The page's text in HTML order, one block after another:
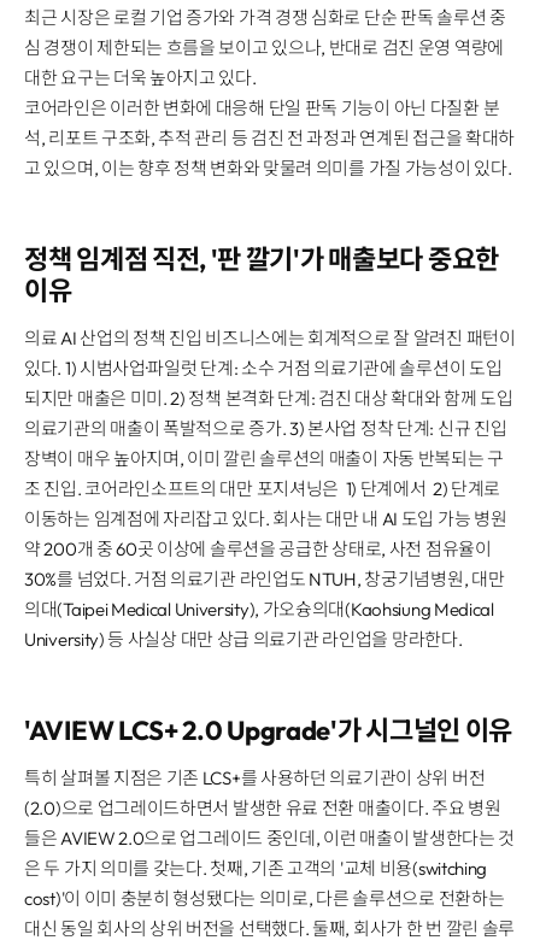
최근 시장은 로컬 기업 증가와 가격 경쟁 심화로 단순 판독 솔루션 중
심 경쟁이 제한되는 흐름을 보이고 있으나, 반대로 검진 운영 역량에
대한 요구는 더욱 높아지고 있다.
코어라인은 이러한 변화에 대응해 단일 판독 기능이 아닌 다질환 분
석, 리포트 구조화, 추적 관리 등 검진 전 과정과 연계된 접근을 확대하
고 있으며, 이는 향후 정책 변화와 맞물려 의미를 가질 가능성이 있다.
정책 임계점 직전, '판 깔기'가 매출보다 중요한
이유
의료 AI 산업의 정책 진입 비즈니스에는 회계적으로 잘 알려진 패턴이
있다. 1) 시범사업·파일럿 단계: 소수 거점 의료기관에 솔루션이 도입
되지만 매출은 미미. 2) 정책 본격화 단계: 검진 대상 확대와 함께 도입
의료기관의 매출이 폭발적으로 증가. 3) 본사업 정착 단계: 신규 진입
장벽이 매우 높아지며, 이미 깔린 솔루션의 매출이 자동 반복되는 구
조 진입. 코어라인소프트의 대만 포지셔닝은 1) 단계에서 2) 단계로
이동하는 임계점에 자리잡고 있다. 회사는 대만 내 AI 도입 가능 병원
약 200개 중 60곳 이상에 솔루션을 공급한 상태로, 사전 점유율이
30%를 넘었다. 거점 의료기관 라인업도 NTUH, 창궁기념병원, 대만
의대(Taipei Medical University), 가오슝의대(Kaohsiung Medical
University) 등 사실상 대만 상급 의료기관 라인업을 망라한다.
'AVIEW LCS+ 2.0 Upgrade'가 시그널인 이유
특히 살펴볼 지점은 기존 LCS+를 사용하던 의료기관이 상위 버전
(2.0)으로 업그레이드하면서 발생한 유료 전환 매출이다. 주요 병원
들은 AVIEW 2.0으로 업그레이드 중인데, 이런 매출이 발생한다는 것
은 두 가지 의미를 갖는다. 첫째, 기존 고객의 '교체 비용(switching
cost)'이 이미 충분히 형성됐다는 의미로, 다른 솔루션으로 전환하는
대신 동일 회사의 상위 버전을 선택했다. 둘째, 회사가 한 번 깔린 솔루